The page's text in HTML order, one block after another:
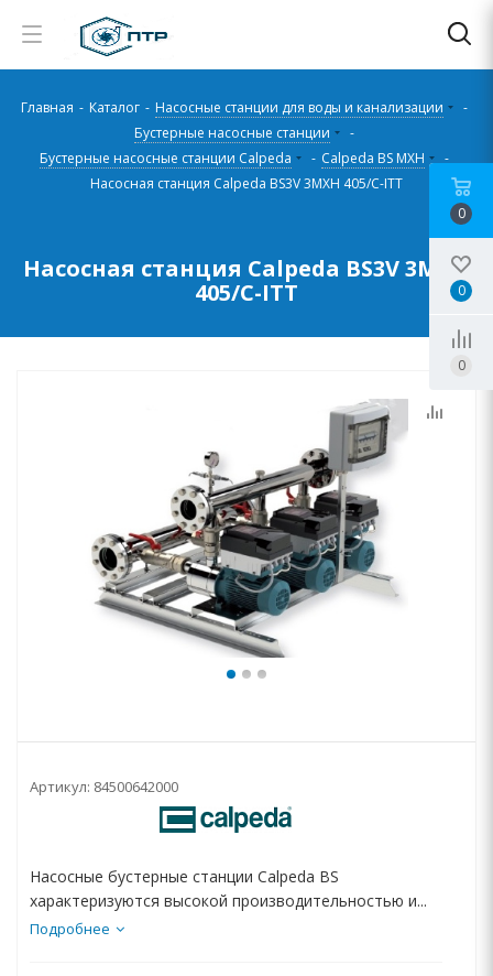
Главная - Каталог - Насосные станции для воды и канализации
-
Бустерные насосные станции
-
Бустерные насосные станции Calpeda
- Calpeda BS MXH
-
Насосная станция Calpeda BS3V 3MXH 405/C-ITT
Насосная станция Calpeda BS3V 3MXH
405/C-ITT
Артикул: 84500642000
Насосные бустерные станции Calpeda BS
характеризуются высокой производительностью и...
Подробнее
0
0
0